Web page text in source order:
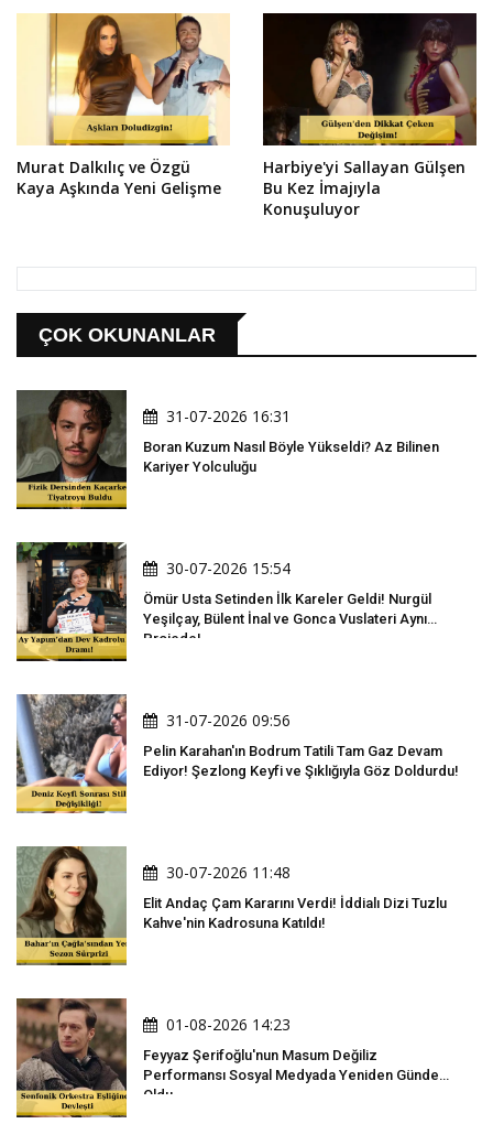
Murat Dalkılıç ve Özgü
Kaya Aşkında Yeni Gelişme
Harbiye'yi Sallayan Gülşen
Bu Kez İmajıyla
Konuşuluyor
ÇOK OKUNANLAR
31-07-2026 16:31
Boran Kuzum Nasıl Böyle Yükseldi? Az Bilinen
Kariyer Yolculuğu
30-07-2026 15:54
Ömür Usta Setinden İlk Kareler Geldi! Nurgül
Yeşilçay, Bülent İnal ve Gonca Vuslateri Aynı
Projede!
31-07-2026 09:56
Pelin Karahan'ın Bodrum Tatili Tam Gaz Devam
Ediyor! Şezlong Keyfi ve Şıklığıyla Göz Doldurdu!
30-07-2026 11:48
Elit Andaç Çam Kararını Verdi! İddialı Dizi Tuzlu
Kahve'nin Kadrosuna Katıldı!
01-08-2026 14:23
Feyyaz Şerifoğlu'nun Masum Değiliz
Performansı Sosyal Medyada Yeniden Gündem
Oldu